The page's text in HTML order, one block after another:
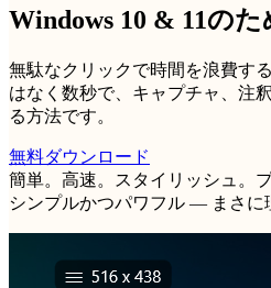
Windows 10 & 11のた
無駄なクリックで時間を浪費す
はなく数秒で、キャプチャ、注
る方法です。
無料ダウンロード
簡単。高速。スタイリッシュ。プ
シンプルかつパワフル — まさに